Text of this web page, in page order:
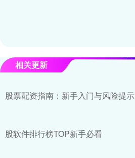
相关更新
股票配资指南：新手入门与风险提示
股软件排行榜TOP新手必看